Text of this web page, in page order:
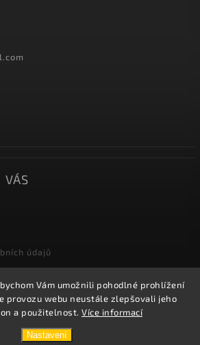
Vám umožnili pohodlné prohlížení
provozu webu neustále zlepšovali jeho
a použitelnost. Více informací
Nastavení
VÁS
údajů
R&F s.r.o.. Všechna práva vyhrazena.